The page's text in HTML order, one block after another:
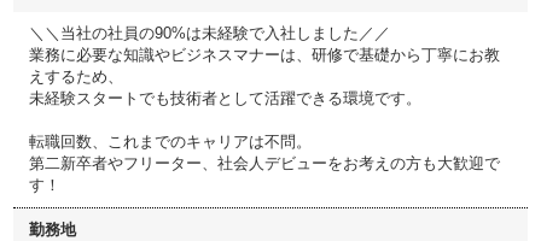
＼＼当社の社員の90%は未経験で入社しました／／
業務に必要な知識やビジネスマナーは、研修で基礎から丁寧にお教
えするため、
未経験スタートでも技術者として活躍できる環境です。
転職回数、これまでのキャリアは不問。
第二新卒者やフリーター、社会人デビューをお考えの方も大歓迎で
す！
勤務地